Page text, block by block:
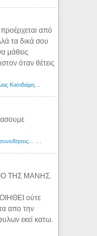
από
τα δικά σου
μάθεις
όταν θέτεις
Αμερικανοί ρατσιστές αναρωτιούνται αν ο Ηλίας Κασιδιάρης ανήκει στη λευκή φυλή... - Λόγιος Ερμής
Ένα βιβλίο που πολεμήθηκε γιατί ξυπνούσε συνειδήσεις... - Λόγιος Ερμής | Η γνώση ξεκινάει με την αναζήτηση...
ΤΗΣ ΜΑΝΗΣ.
ούτε
απο την
εκεί κατω.